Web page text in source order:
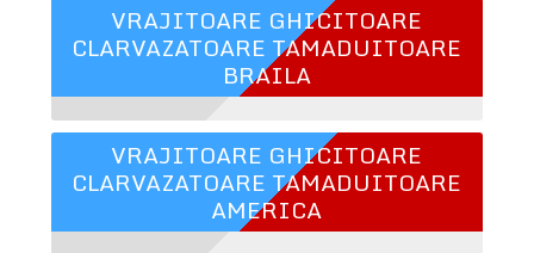
VRAJITOARE GHICITOARE
CLARVAZATOARE TAMADUITOARE
BRAILA
VRAJITOARE GHICITOARE
CLARVAZATOARE TAMADUITOARE
AMERICA